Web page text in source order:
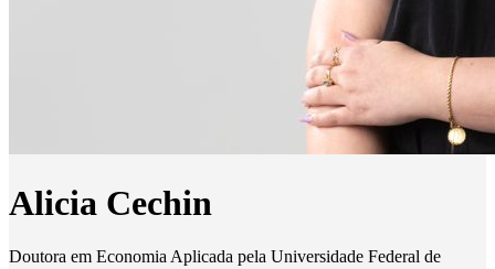
Alicia Cechin
Doutora em Economia Aplicada pela Universidade Federal de